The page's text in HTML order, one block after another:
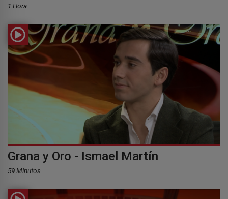
1 Hora
Grana y Oro - Ismael Martín
59 Minutos